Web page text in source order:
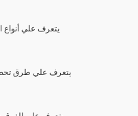
(3) يتعرف علي
(4) يتعرف علي طرق